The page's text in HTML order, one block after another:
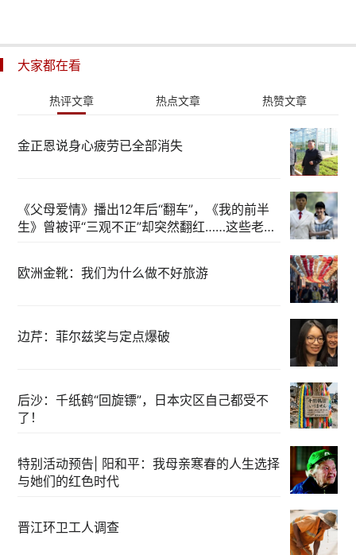
大家都在看
热评文章 热点文章 热赞文章
金正恩说身心疲劳已全部消失
《父母爱情》播出12年后“翻车”，《我的前半
生》曾被评“三观不正”却突然翻红……这些老
欧洲金靴：我们为什么做不好旅游
边芹：菲尔兹奖与定点爆破
后沙：千纸鹤“回旋镖”，日本灾区自己都受不
了！
特别活动预告| 阳和平：我母亲寒春的人生选择
与她们的红色时代
晋江环卫工人调查